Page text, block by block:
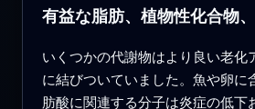
有益な脂肪、植物性化合物
いくつかの代謝物はより良い老化
に結びついていました。魚や卵に
肪酸に関連する分子は炎症の低下